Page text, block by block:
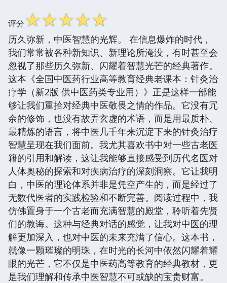
评分☆☆☆☆☆
历久弥新，中医智慧的光辉。 在信息爆炸的时代，
我们常常被各种新知识、新理论所淹没，有时甚至会
忽视了那些历久弥新、闪耀着智慧光芒的经典著作。
这本《全国中医药行业高等教育经典老课本：针灸治
疗学（新2版 供中医药类专业用）》正是这样一部能
够让我们重拾对经典中医敬畏之情的作品。它没有冗
余的修饰，也没有故弄玄虚的术语，而是用最质朴、
最精炼的语言，将中医几千年来沉淀下来的针灸治疗
智慧呈现在我们面前。我尤其喜欢书中对一些古老医
籍的引用和解读，这让我能够直接感受到历代名医对
人体奥秘的探索和对疾病治疗的深刻洞察。它让我明
白，中医的理论体系并非是凭空产生的，而是经过了
无数代医者的实践检验和不断完善。阅读过程中，我
仿佛置身于一个古老而充满智慧的殿堂，聆听着先贤
们的教诲。这种与经典对话的感觉，让我对中医的理
解更加深入，也对中医的未来充满了信心。这本书，
就像一颗璀璨的明珠，在时光的长河中依然闪耀着耀
眼的光芒，它不仅是中医药高等教育的经典教材，更
是我们理解和传承中医智慧不可或缺的宝贵财富。